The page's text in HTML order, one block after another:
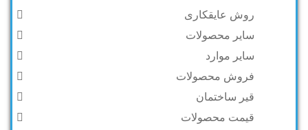
روش عایقکاری
سایر محصولات
سایر موارد
فروش محصولات
قیر ساختمان
قیمت محصولات